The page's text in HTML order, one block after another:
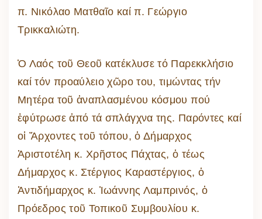
π. Νικόλαο Ματθαῖο καί π. Γεώργιο
Τρικκαλιώτη.
Ὁ Λαός τοῦ Θεοῦ κατέκλυσε τό Παρεκκλήσιο
καί τόν προαύλειο χῶρο του, τιμώντας τήν
Μητέρα τοῦ ἀναπλασμένου κόσμου πού
ἐφύτρωσε ἀπό τά σπλάγχνα της. Παρόντες καί
οἱ Ἄρχοντες τοῦ τόπου, ὁ Δήμαρχος
Ἀριστοτέλη κ. Χρῆστος Πάχτας, ὁ τέως
Δήμαρχος κ. Στέργιος Καραστέργιος, ὁ
Ἀντιδήμαρχος κ. Ἰωάννης Λαμπρινός, ὁ
Πρόεδρος τοῦ Τοπικοῦ Συμβουλίου κ.